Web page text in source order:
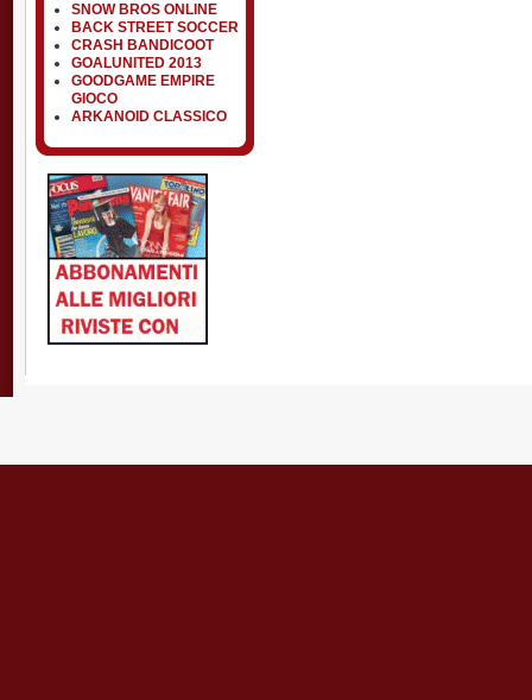
SNOW BROS ONLINE
BACK STREET SOCCER
CRASH BANDICOOT
GOALUNITED 2013
GOODGAME EMPIRE
GIOCO
ARKANOID CLASSICO